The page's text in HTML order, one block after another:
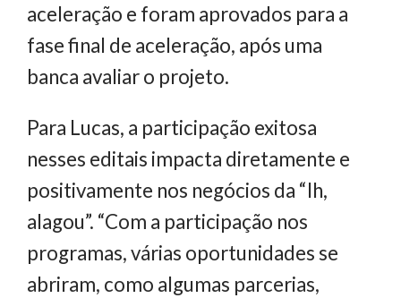
aceleração e foram aprovados para a
fase final de aceleração, após uma
banca avaliar o projeto.
Para Lucas, a participação exitosa
nesses editais impacta diretamente e
positivamente nos negócios da “Ih,
alagou”. “Com a participação nos
programas, várias oportunidades se
abriram, como algumas parcerias,